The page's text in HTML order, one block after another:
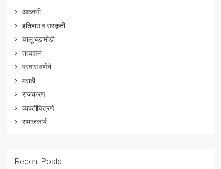
आठवणी
इतिहास व संस्कृती
चालू घडामोडी
तत्वज्ञान
प्रवास वर्णने
मराठी
राजकारण
व्यक्तीचित्रणे
समाजकार्य
Recent Posts